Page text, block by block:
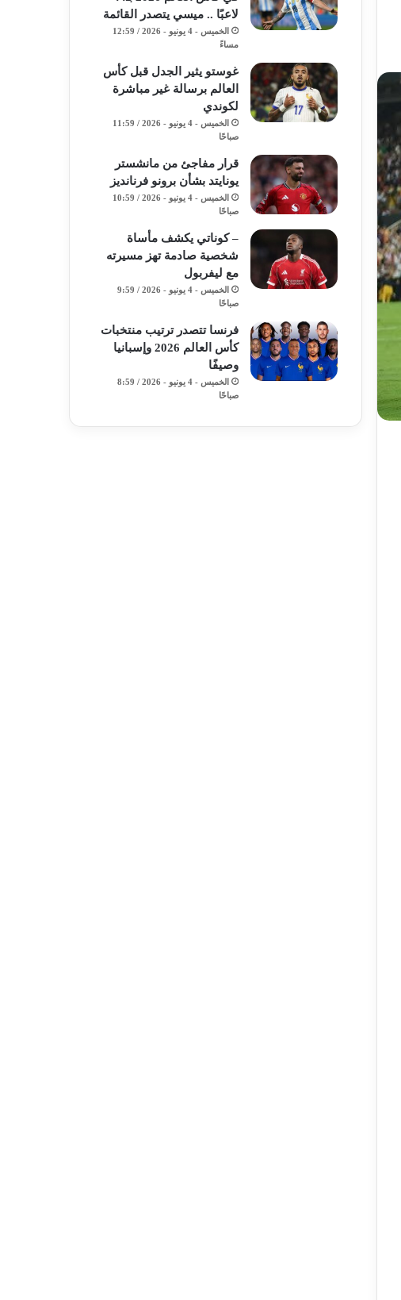
لاعبًا .. ميسي يتصدر القائمة
الخميس - 4 يونيو - 2026 / 12:59
مساءً
غوستو يثير الجدل قبل كأس
العالم برسالة غير مباشرة
لكوندي
الخميس - 4 يونيو - 2026 / 11:59
صباحًا
قرار مفاجئ من مانشستر
يونايتد بشأن برونو فرنانديز
الخميس - 4 يونيو - 2026 / 10:59
صباحًا
– كوناتي يكشف مأساة
شخصية صادمة تهز مسيرته
مع ليفربول
الخميس - 4 يونيو - 2026 / 9:59
صباحًا
فرنسا تتصدر ترتيب منتخبات
كأس العالم 2026 وإسبانيا
وصيفًا
الخميس - 4 يونيو - 2026 / 8:59
صباحًا